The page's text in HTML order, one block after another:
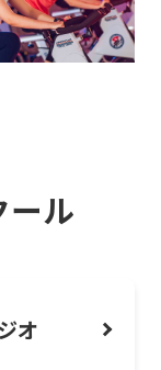
はじめよ
ムご利用
ール
オ